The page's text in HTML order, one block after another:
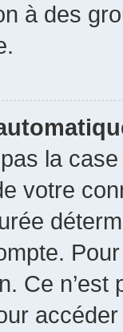
à des
la
votre
Ce